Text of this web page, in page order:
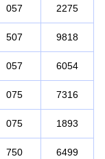
057 2275
507 9818
057 6054
075 7316
075 1893
750 6499